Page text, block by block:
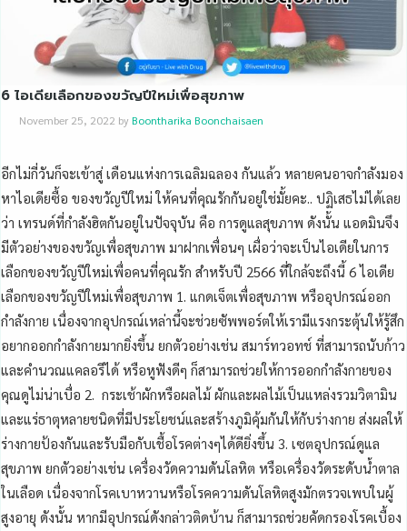
6 ไอเดียเลือกของขวัญปีใหม่เพื่อสุขภาพ
November 25, 2022 by Boontharika Boonchaisaen
อีกไม่กี่วันก็จะเข้าสู่ เดือนแห่งการเฉลิมฉลอง กันแล้ว หลายคนอาจกำลังมอง
หาไอเดียซื้อ ของขวัญปีใหม่ ให้คนที่คุณรักกันอยู่ใช่มั้ยคะ.. ปฏิเสธไม่ได้เลย
ว่า เทรนด์ที่กำลังฮิตกันอยู่ในปัจจุบัน คือ การดูแลสุขภาพ ดังนั้น แอดมินจึง
มีตัวอย่างของขวัญเพื่อสุขภาพ มาฝากเพื่อนๆ เผื่อว่าจะเป็นไอเดียในการ
เลือกของขวัญปีใหม่เพื่อคนที่คุณรัก สำหรับปี 2566 ที่ใกล้จะถึงนี้ 6 ไอเดีย
เลือกของขวัญปีใหม่เพื่อสุขภาพ 1. แกดเจ็ตเพื่อสุขภาพ หรืออุปกรณ์ออก
กำลังกาย เนื่องจากอุปกรณ์เหล่านี้จะช่วยซัพพอร์ตให้เรามีแรงกระตุ้นให้รู้สึก
อยากออกกำลังกายมากยิ่งขึ้น ยกตัวอย่างเช่น สมาร์ทวอทช์ ที่สามารถนับก้าว
และคำนวณแคลอรีได้ หรือหูฟังดีๆ ก็สามารถช่วยให้การออกกำลังกายของ
คุณดูไม่น่าเบื่อ 2. กระเช้าผักหรือผลไม้ ผักและผลไม้เป็นแหล่งรวมวิตามิน
และแร่ธาตุหลายชนิดที่มีประโยชน์และสร้างภูมิคุ้มกันให้กับร่างกาย ส่งผลให้
ร่างกายป้องกันและรับมือกับเชื้อโรคต่างๆได้ดียิ่งขึ้น 3. เซตอุปกรณ์ดูแล
สุขภาพ ยกตัวอย่างเช่น เครื่องวัดความดันโลหิต หรือเครื่องวัดระดับน้ำตาล
ในเลือด เนื่องจากโรคเบาหวานหรือโรคความดันโลหิตสูงมักตรวจเพบในผู้
สูงอายุ ดังนั้น หากมีอุปกรณ์ดังกล่าวติดบ้าน ก็สามารถช่วยคัดกรองโรคเบื้อง